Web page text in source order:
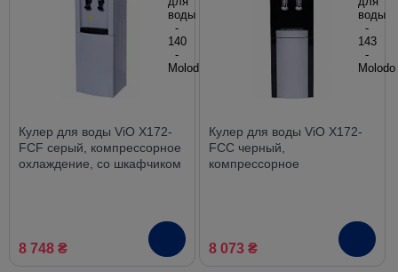
Кулер для воды ViO X172-
FCF серый, компрессорное
охлаждение, со шкафчиком
8 748 ₴
Кулер для воды ViO X172-
FCC черный,
компрессорное
8 073 ₴